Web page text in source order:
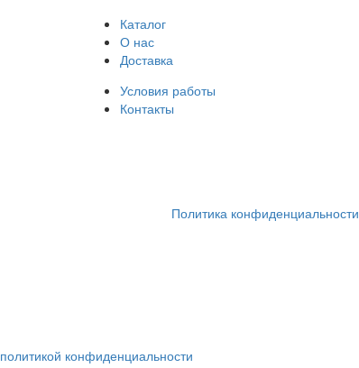
Каталог
О нас
Доставка
Условия работы
Контакты
Политика конфиденциальности
политикой конфиденциальности